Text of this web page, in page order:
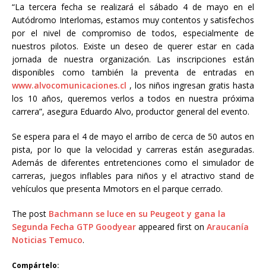
“La tercera fecha se realizará el sábado 4 de mayo en el
Autódromo Interlomas, estamos muy contentos y satisfechos
por el nivel de compromiso de todos, especialmente de
nuestros pilotos. Existe un deseo de querer estar en cada
jornada de nuestra organización. Las inscripciones están
disponibles como también la preventa de entradas en
www.alvocomunicaciones.cl , los niños ingresan gratis hasta
los 10 años, queremos verlos a todos en nuestra próxima
carrera”, asegura Eduardo Alvo, productor general del evento.
Se espera para el 4 de mayo el arribo de cerca de 50 autos en
pista, por lo que la velocidad y carreras están aseguradas.
Además de diferentes entretenciones como el simulador de
carreras, juegos inflables para niños y el atractivo stand de
vehículos que presenta Mmotors en el parque cerrado.
The post Bachmann se luce en su Peugeot y gana la
Segunda Fecha GTP Goodyear appeared first on Araucanía
Noticias Temuco.
Compártelo: